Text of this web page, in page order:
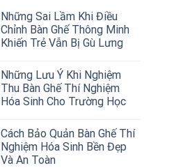
Những Sai Lầm Khi Điều
Chỉnh Bàn Ghế Thông Minh
Khiến Trẻ Vẫn Bị Gù Lưng
Những Lưu Ý Khi Nghiệm
Thu Bàn Ghế Thí Nghiệm
Hóa Sinh Cho Trường Học
Cách Bảo Quản Bàn Ghế Thí
Nghiệm Hóa Sinh Bền Đẹp
Và An Toàn